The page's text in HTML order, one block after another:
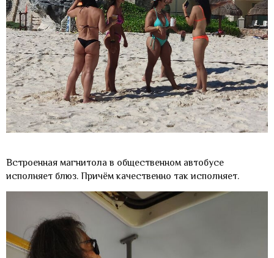
Встроенная магнитола в общественном автобусе
исполняет блюз. Причём качественно так исполняет.